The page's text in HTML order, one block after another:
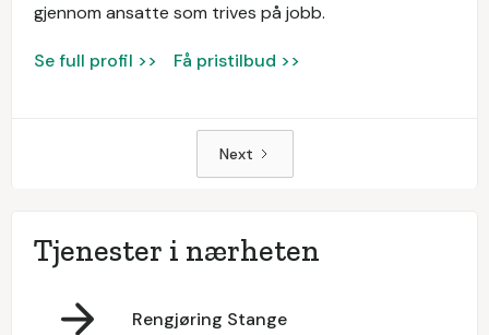
gjennom ansatte som trives på jobb.
Se full profil >> Få pristilbud >>
Next
Tjenester i nærheten
Rengjøring Stange